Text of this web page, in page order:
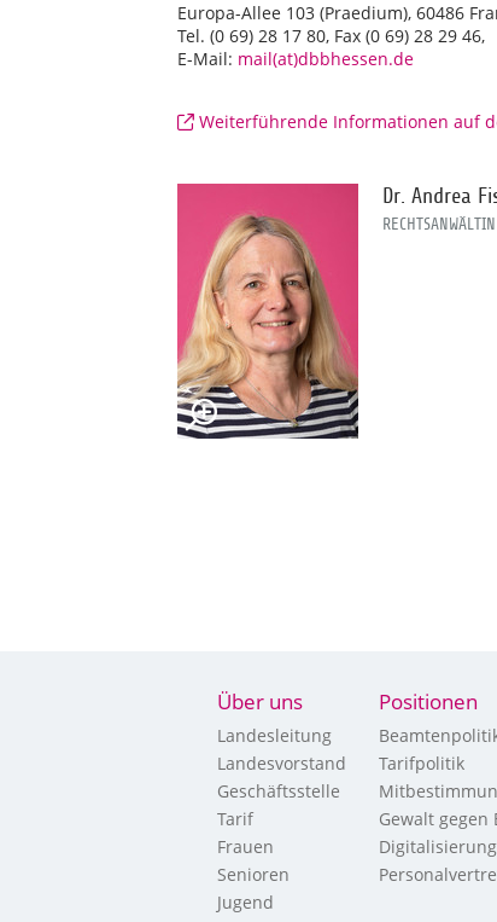
Europa-Allee 103 (Praedium), 60486
Tel. (0 69) 28 17 80, Fax (0 69) 28 29 46,
E-Mail: mail(at)dbbhessen.de
Weiterführende Informationen auf
Dr. Andrea
RECHTSANWÄLTIN
Über uns
Landesleitung
Landesvorstand
Geschäftsstelle
Tarif
Frauen
Senioren
Jugend
Positionen
Tarifpolitik
Gewalt gegen